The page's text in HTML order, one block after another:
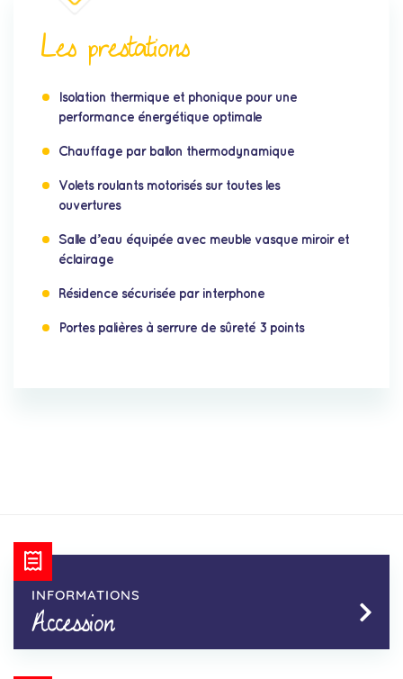
Les prestations
Isolation thermique et phonique pour une
performance énergétique optimale
Chauffage par ballon thermodynamique
Volets roulants motorisés sur toutes les
ouvertures
Salle d’eau équipée avec meuble vasque miroir et
éclairage
Résidence sécurisée par interphone
Portes palières à serrure de sûreté 3 points
INFORMATIONS
Accession